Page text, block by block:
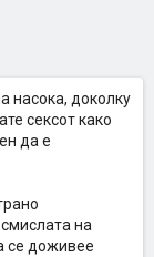
насока, доколку
сексот како
да е
на
се доживее